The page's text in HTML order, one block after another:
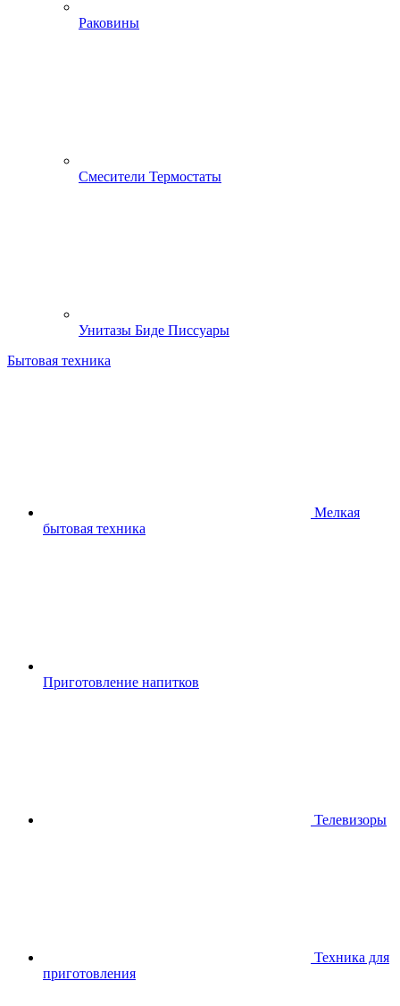
Раковины
Смесители Термостаты
Унитазы Биде Писсуары
Бытовая техника
Мелкая
бытовая техника
Приготовление напитков
Телевизоры
Техника для
приготовления